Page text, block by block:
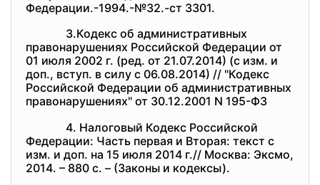
Федерации.-1994.-№32.-ст 3301.
3.Кодекс об административных
правонарушениях Российской Федерации от
01 июля 2002 г. (ред. от 21.07.2014) (с изм. и
доп., вступ. в силу с 06.08.2014) // "Кодекс
Российской Федерации об административных
правонарушениях" от 30.12.2001 N 195-ФЗ
4. Налоговый Кодекс Российской
Федерации: Часть первая и Вторая: текст с
изм. и доп. на 15 июля 2014 г.// Москва: Эксмо,
2014. – 880 с. – (Законы и кодексы).